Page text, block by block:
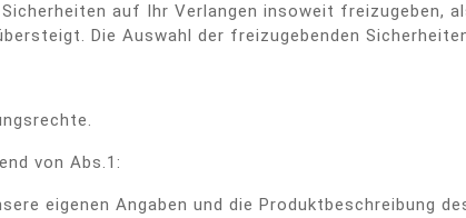
auf Ihr Verlangen insoweit freizugeben,
Die Auswahl der freizugebenden
von Abs.1:
eigenen Angaben und die Produktbeschreibung